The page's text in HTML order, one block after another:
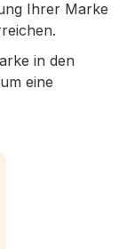
Ihrer Marke
in den
um eine